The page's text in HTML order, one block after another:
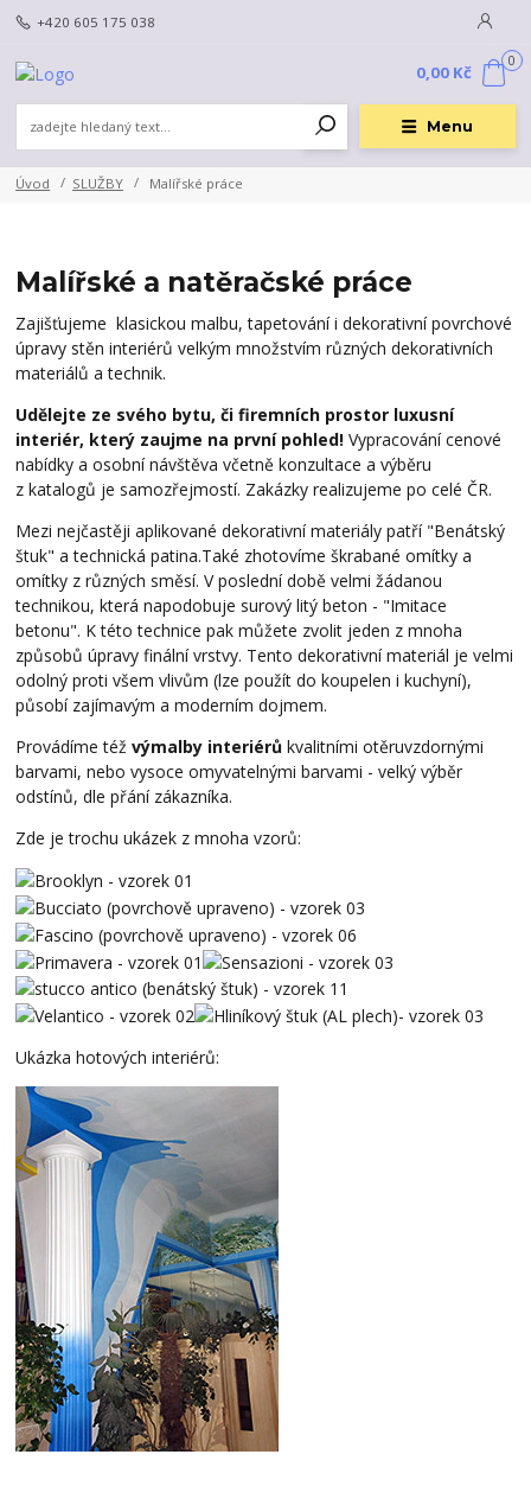
Menu
+420 605 175 038
0
0,00 Kč
Úvod SLUŽBY Malířské práce
Malířské a natěračské práce
Zajišťujeme klasickou malbu, tapetování i dekorativní povrchové
úpravy stěn interiérů velkým množstvím různých dekorativních
materiálů a technik.
Udělejte ze svého bytu, či firemních prostor luxusní
interiér, který zaujme na první pohled! Vypracování cenové
nabídky a osobní návštěva včetně konzultace a výběru
z katalogů je samozřejmostí. Zakázky realizujeme po celé ČR.
Mezi nejčastěji aplikované dekorativní materiály patří "Benátský
štuk" a technická patina.Také zhotovíme škrabané omítky a
omítky z různých směsí. V poslední době velmi žádanou
technikou, která napodobuje surový litý beton - "Imitace
betonu". K této technice pak můžete zvolit jeden z mnoha
způsobů úpravy finální vrstvy. Tento dekorativní materiál je velmi
odolný proti všem vlivům (lze použít do koupelen i kuchyní),
působí zajímavým a moderním dojmem.
Provádíme téžvýmalby interiérů kvalitními otěruvzdornými
barvami, nebo vysoce omyvatelnými barvami - velký výběr
odstínů, dle přání zákazníka.
Zde je trochu ukázek z mnoha vzorů:
Ukázka hotových interiérů: